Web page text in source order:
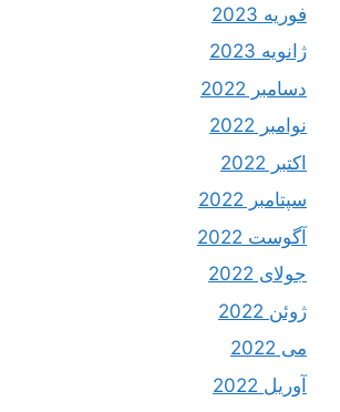
فوریه 2023
ژانویه 2023
دسامبر 2022
نوامبر 2022
اکتبر 2022
سپتامبر 2022
آگوست 2022
جولای 2022
ژوئن 2022
می 2022
آوریل 2022